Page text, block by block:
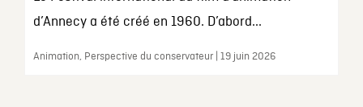
d’Annecy a été créé en 1960. D’abord...
Animation, Perspective du conservateur | 19 juin 2026